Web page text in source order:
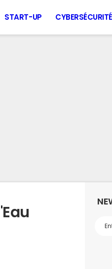
START-UP CYBERSÉCURITÉ